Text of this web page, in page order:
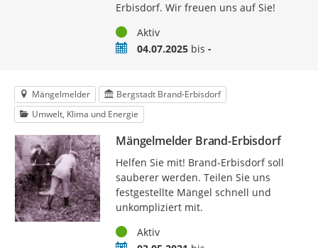
Erbisdorf. Wir freuen uns auf Sie!
StatusAktiv
Zeitraum04.07.2025bis -
Mängelmelder
Bergstadt Brand-Erbisdorf
Umwelt, Klima und Energie
Mängelmelder Brand-Erbisdorf
Helfen Sie mit! Brand-Erbisdorf soll
sauberer werden. Teilen Sie uns
festgestellte Mängel schnell und
unkompliziert mit.
StatusAktiv